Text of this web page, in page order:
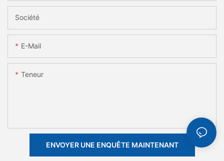
Société
E-Mail
Teneur
ENVOYER UNE ENQUÊTE MAINTENANT